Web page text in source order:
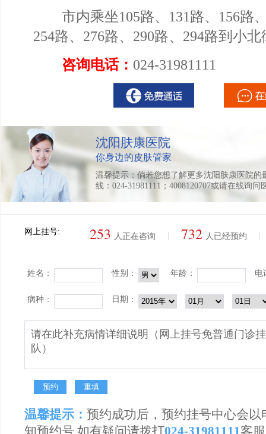
市内乘坐105路、131路、156路
254路、276路、290路、294路到小
咨询电话： 024-31981111
沈阳肤康医院
你身边的皮肤管家
温馨提示：倘若您想了解更多沈阳肤康医院
线：024-31981111；4008120707或请在线询问
网上挂号: 253 人正在咨询 732 人已经预约
姓名： 性别： 年龄： 电
病种： 日期：
温馨提示： 预约成功后，预约挂号中心会
知预约号,如有疑问请拨打024-31981111 客